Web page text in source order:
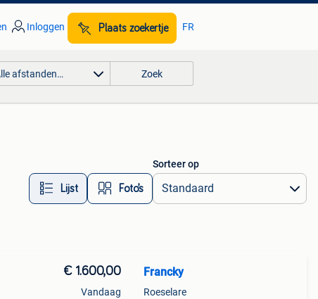
Inloggen Plaats zoekertje FR
afstanden… Zoek
Lijst Foto’s
Sorteer op
€ 1.600,00
Vandaag
Francky
Roeselare